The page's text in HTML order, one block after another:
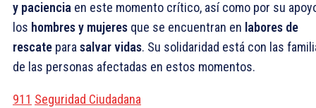
y paciencia en este momento crítico, así como por su
los hombres y mujeres que se encuentran en labores de
rescate para salvar vidas. Su solidaridad está con las
de las personas afectadas en estos momentos.
911 Seguridad Ciudadana